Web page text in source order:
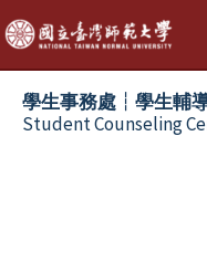
Skip
to
content
學生事務處┆學生輔
Student Counseling